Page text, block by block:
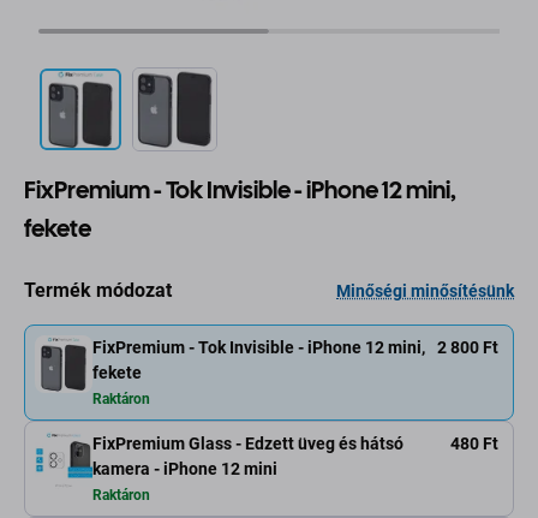
FixPremium - Tok Invisible - iPhone 12 mini,
fekete
Termék módozat Minőségi minősítésünk
FixPremium Glass - Edzett üveg és hátsó
kamera - iPhone 12 mini
480 Ft
Raktáron
FixPremium - Tok Invisible - iPhone 12 mini,
fekete
2 800 Ft
Raktáron